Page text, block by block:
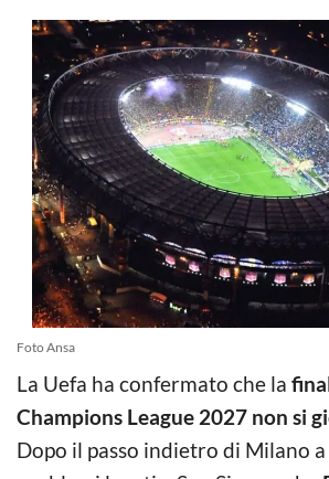
Foto Ansa
La Uefa ha confermato che la
Champions League 2027 non si
Dopo il passo indietro di Milano a